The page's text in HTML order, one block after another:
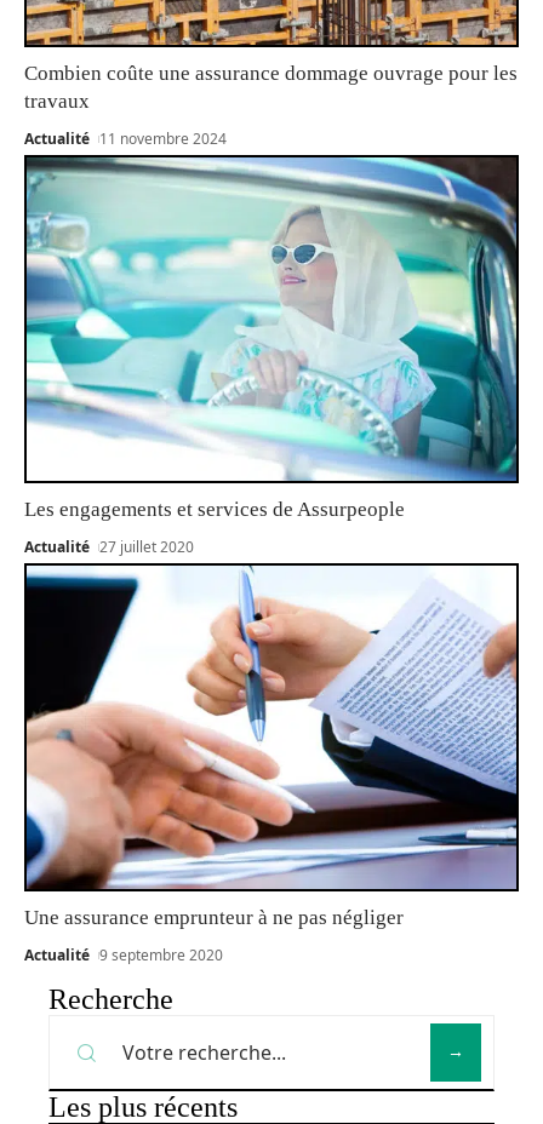
Combien coûte une assurance dommage ouvrage pour les
travaux
Actualité 11 novembre 2024
Les engagements et services de Assurpeople
Actualité 27 juillet 2020
Une assurance emprunteur à ne pas négliger
Actualité 9 septembre 2020
Recherche
Les plus récents